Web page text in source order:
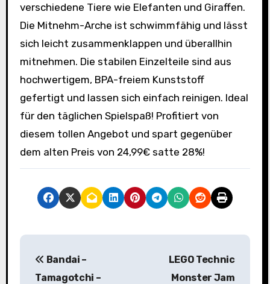
verschiedene Tiere wie Elefanten und Giraffen.
Die Mitnehm-Arche ist schwimmfähig und lässt
sich leicht zusammenklappen und überallhin
mitnehmen. Die stabilen Einzelteile sind aus
hochwertigem, BPA-freiem Kunststoff
gefertigt und lassen sich einfach reinigen. Ideal
für den täglichen Spielspaß! Profitiert von
diesem tollen Angebot und spart gegenüber
dem alten Preis von 24,99€ satte 28%!
B
Bandai –
Tamagotchi –
LEGO Technic
Monster Jam